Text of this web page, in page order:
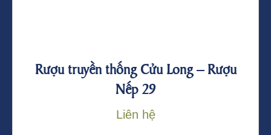
Rượu truyền thống Cửu Long – Rượu
Nếp 29
Liên hệ